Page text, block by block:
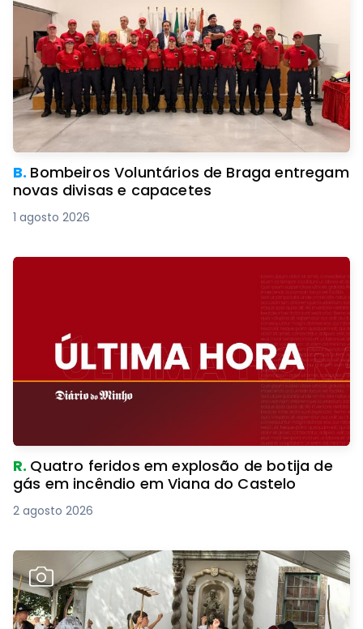
B. Bombeiros Voluntários de Braga entregam
novas divisas e capacetes
1 agosto 2026
R. Quatro feridos em explosão de botija de
gás em incêndio em Viana do Castelo
2 agosto 2026